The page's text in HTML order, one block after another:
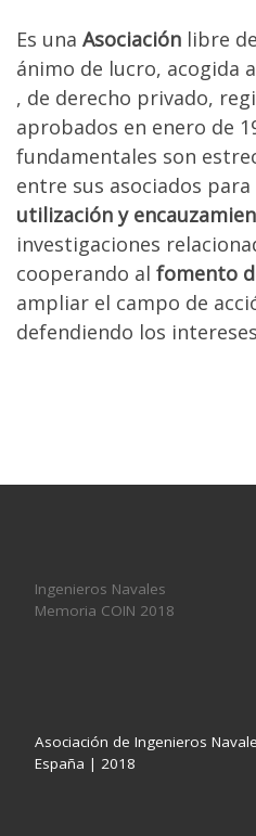
Es una Asociación libre
ánimo de lucro, acogida
, de derecho privado,
aprobados en enero de
fundamentales son
entre sus asociados
utilización y
investigaciones
cooperando al fomento
ampliar el campo de
defendiendo los
Ingenieros Navales
Memoria COIN 2018
Asociación de Ingenieros
España | 2018